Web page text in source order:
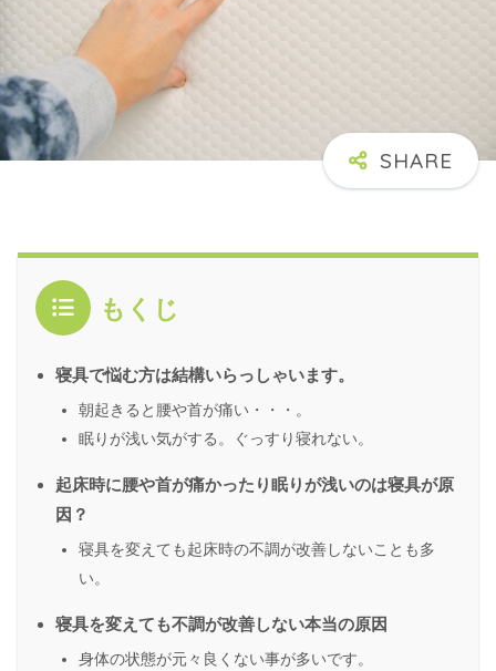
もくじ
寝具で悩む方は結構いらっしゃいます。
朝起きると腰や首が痛い・・・。
眠りが浅い気がする。ぐっすり寝れない。
起床時に腰や首が痛かったり眠りが浅いのは寝具が原
因？
寝具を変えても起床時の不調が改善しないことも多
い。
寝具を変えても不調が改善しない本当の原因
身体の状態が元々良くない事が多いです。